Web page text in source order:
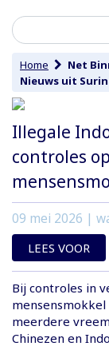
Home Net
Nieuws uit
Illegale
controles
09 mei 2026 |
LEES VOOR
Bij controles in
meerdere
Chinezen en